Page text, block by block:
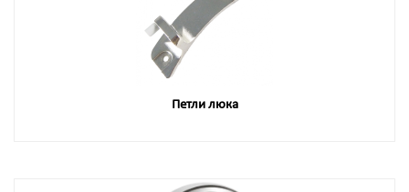
Петли люка